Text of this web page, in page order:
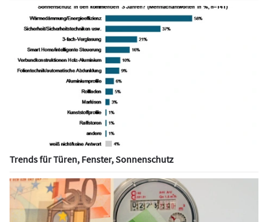
Trends für Türen, Fenster, Sonnenschutz